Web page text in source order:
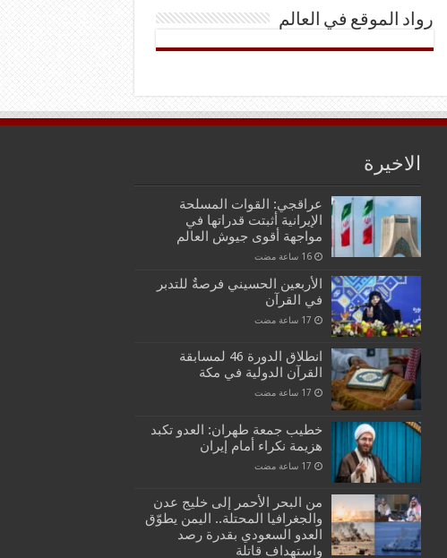
رواد الموقع في العالم
الاخيرة
عراقجي: القوات المسلحة
الإيرانية أثبتت قدراتها في
مواجهة أقوى جيوش العالم
الأربعين الحسيني فرصةٌ للتدبر
في القرآن
انطلاق الدورة 46 لمسابقة
القرآن الدولية في مكة
خطيب جمعة طهران: العدو تكبد
هزيمة نكراء أمام إيران
من البحر الأحمر إلى خليج عدن
والجغرافيا المحتلة.. اليمن يطوّق
العدو السعودي بقدرة رصد
واستهداف قاتلة